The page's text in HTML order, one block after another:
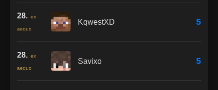
28. ex
aequo
KqwestXD 5
28. ex
aequo
Savixo 5